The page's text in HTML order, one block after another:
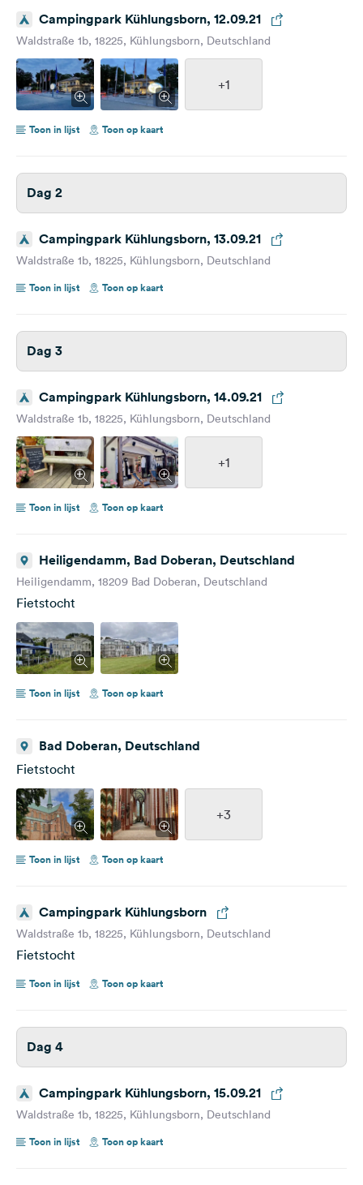
Campingpark Kühlungsborn, 12.09.21
Waldstraße 1b, 18225, Kühlungsborn, Deutschland
+1
Toon in lijst Toon op kaart
Dag 2
Campingpark Kühlungsborn, 13.09.21
Waldstraße 1b, 18225, Kühlungsborn, Deutschland
Toon in lijst
Toon op kaart
Dag 3
Campingpark Kühlungsborn, 14.09.21
Waldstraße 1b, 18225, Kühlungsborn, Deutschland
+1
Toon in lijst Toon op kaart
Heiligendamm, Bad Doberan, Deutschland
Heiligendamm, 18209 Bad Doberan, Deutschland
Fietstocht
Toon in lijst Toon op kaart
Bad Doberan, Deutschland
Fietstocht
+3
Toon in lijst Toon op kaart
Campingpark Kühlungsborn
Waldstraße 1b, 18225, Kühlungsborn, Deutschland
Fietstocht
Toon in lijst Toon op kaart
Dag 4
Campingpark Kühlungsborn, 15.09.21
Waldstraße 1b, 18225, Kühlungsborn, Deutschland
Toon in lijst
Toon op kaart